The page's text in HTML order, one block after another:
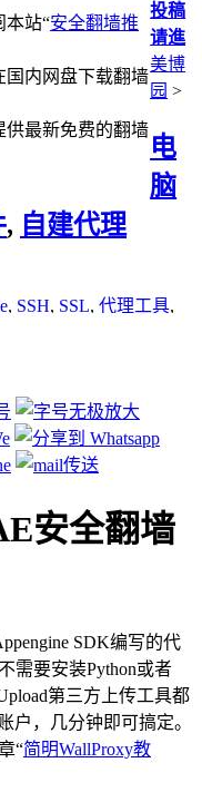
本站“安全翻墙推
国内网盘下载翻墙
供最新免费的翻墙
投稿
请進
美博
园 >
电
脑
, 自建代理
, SSH, SSL, 代理工具,
安全翻墙
SDK编写的代
需要安装Python或者
第三方上传工具都
户，几分钟即可搞定。
“简明WallProxy教